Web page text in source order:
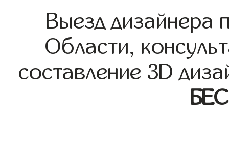
Выезд дизайнера
Области,
составление 3D